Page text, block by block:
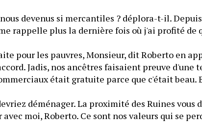
si mercantiles ? déplora-t-il. Depuis
rappelle plus la dernière fois où j'ai profité de
pour les pauvres, Monsieur, dit Roberto en
Jadis, nos ancêtres faisaient preuve d'une
était gratuite parce que c'était beau.
déménager. La proximité des Ruines vous
moi, Roberto. Ce sont nos valeurs qui se